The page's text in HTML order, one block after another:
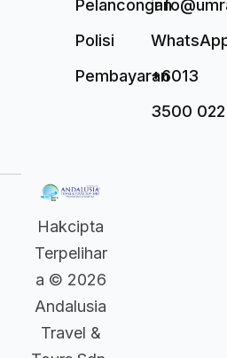
Pelancongan
Polisi
Pembayaran+6013
3500 022
Hakcipta
Terpelihar
a © 2026
Andalusia
Travel &